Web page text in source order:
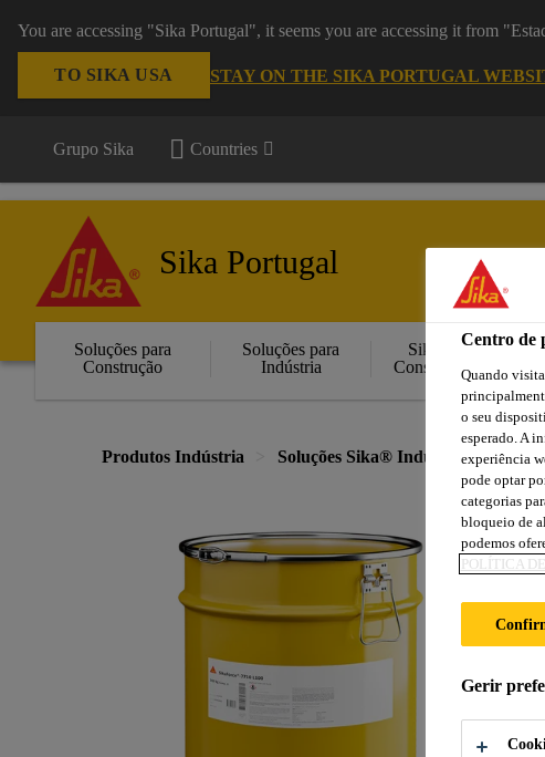
You are accessing "Sika Portugal", it seems you are accessing it from
TO SIKA USA STAY ON THE SIKA PORTUGAL
Grupo Sika Countries
Sika Portugal
Soluções para
Construção
Soluções para
Indústria
Sika
Consigo
Sika
Produtos Indústria Soluções Sika® Indústria
Centro de
Quando
o seu
esperado. A
experiência
pode optar
categorias
bloqueio de
podemos
POLÍTICA
Gerir